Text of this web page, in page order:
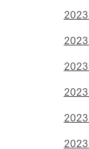
2023
2023
2023
2023
2023
2023